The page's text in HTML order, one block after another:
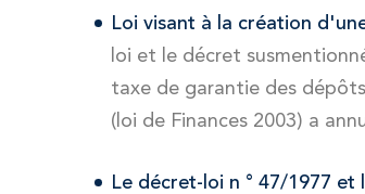
Loi visant à la création
loi et le décret
taxe de garantie des
(loi de Finances 2003) a
Le décret-loi n ° 47/1977 et